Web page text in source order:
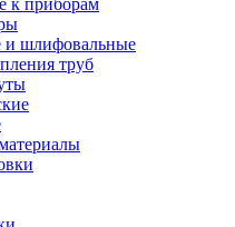
к приборам
и шлифовальные
труб